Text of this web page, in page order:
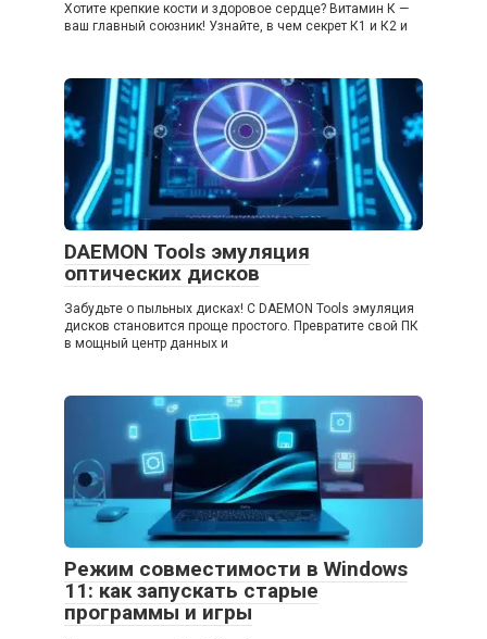
Хотите крепкие кости и здоровое сердце? Витамин К —
ваш главный союзник! Узнайте, в чем секрет К1 и К2 и
DAEMON Tools эмуляция
оптических дисков
Забудьте о пыльных дисках! С DAEMON Tools эмуляция
дисков становится проще простого. Превратите свой ПК
в мощный центр данных и
Режим совместимости в Windows
11: как запускать старые
программы и игры